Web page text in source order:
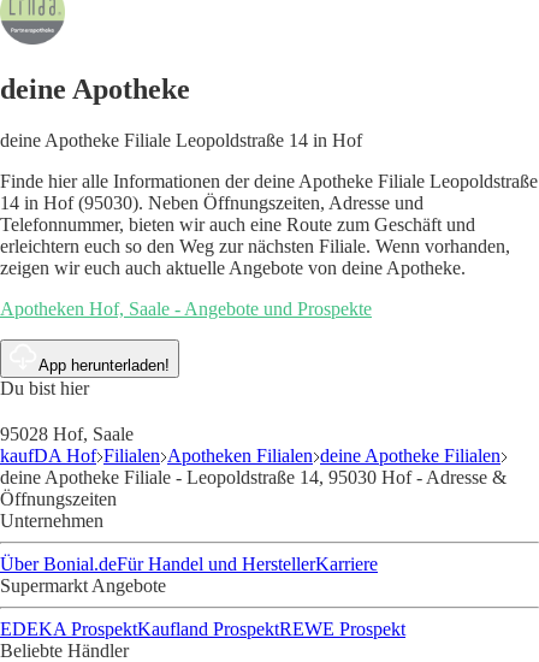
deine Apotheke
deine Apotheke Filiale Leopoldstraße 14 in Hof
Finde hier alle Informationen der deine Apotheke Filiale Leopoldstraße
14 in Hof (95030). Neben Öffnungszeiten, Adresse und
Telefonnummer, bieten wir auch eine Route zum Geschäft und
erleichtern euch so den Weg zur nächsten Filiale. Wenn vorhanden,
zeigen wir euch auch aktuelle Angebote von deine Apotheke.
Apotheken Hof, Saale - Angebote und Prospekte
App herunterladen!
Du bist hier
95028 Hof, Saale
kaufDA Hof Filialen Apotheken Filialen deine Apotheke Filialen
deine Apotheke Filiale - Leopoldstraße 14, 95030 Hof - Adresse &
Öffnungszeiten
Unternehmen
Über Bonial.deFür Handel und HerstellerKarriere
Supermarkt Angebote
EDEKA ProspektKaufland ProspektREWE Prospekt
Beliebte Händler